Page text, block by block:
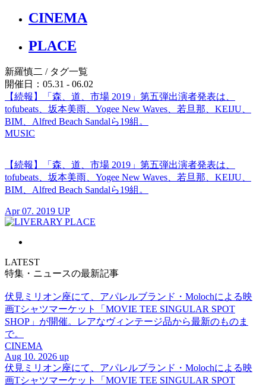
CINEMA
PLACE
新羅慎二 / タグ一覧
開催日：05.31 - 06.02
【続報】「森、道、市場 2019」第五弾出演者発表は、
tofubeats、坂本美雨、Yogee New Waves、若旦那、KEIJU、
BIM、Alfred Beach Sandalら19組。
MUSIC
【続報】「森、道、市場 2019」第五弾出演者発表は、
tofubeats、坂本美雨、Yogee New Waves、若旦那、KEIJU、
BIM、Alfred Beach Sandalら19組。
Apr 07. 2019 UP
LATEST
特集・ニュースの最新記事
伏見ミリオン座にて、アパレルブランド・Molochによる映
画Tシャツマーケット「MOVIE TEE SINGULAR SPOT
SHOP」が開催。レアなヴィンテージ品から最新のものま
で。
CINEMA
Aug 10. 2026 up
伏見ミリオン座にて、アパレルブランド・Molochによる映
画Tシャツマーケット「MOVIE TEE SINGULAR SPOT